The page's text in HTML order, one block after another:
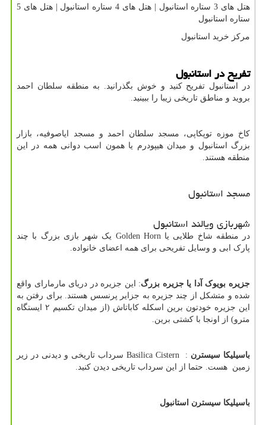
هتل های 3 ستاره استانبول | هتل های 4 ستاره استانبول | هتل های 5
ستاره استانبول
مرکز خرید استانبول
تفریح در استانبول
در استانبول تفریح کنید و خوش بگذرانید. به منطقه سلطان احمد
بروید و مناطق تاریخی زیبا را ببینید.
کاخ موزه توپکاپی، مسجد سلطان احمد و مسجد ایاصوفیه، بازار
بزرگ استانبول و میدان هیپودرم یا همون اسب دوانی همه در این
منطقه هستند.
مسجد استانبول
شهربازی ویالند استانبول
در منطقه شاخ طلایی یا Golden Horn یک شهر بازی بزرگ با چند
پارک ابی و وسایل تفریحی برای همه اعضای خانواده.
جزیره بویوک آدا یا جزیره بزرگ: این جزیره در دریای مارمارای واقع
شده و متشکل از چند جزیره به جزایر پرنسس هستند. برای رفتن به
این جزیره خودتون برین اسکله کاباتاش (از میدان تکسیم ۲ ایستگاه
مترو) از اونجا با کشتی برین.
باسیلیکا سیسترن Basilica Cistern : سرداب تاریخی و دیدنی در زیر
زمین هست. حتما از این سرداب تاریخی دیدن کنید.
باسیلیکا سیسترن استانبول